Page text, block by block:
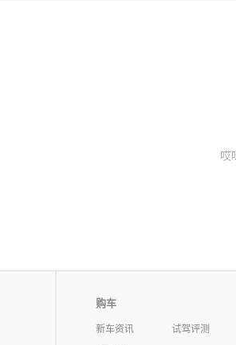
哎
购车
新车资讯
试驾评测